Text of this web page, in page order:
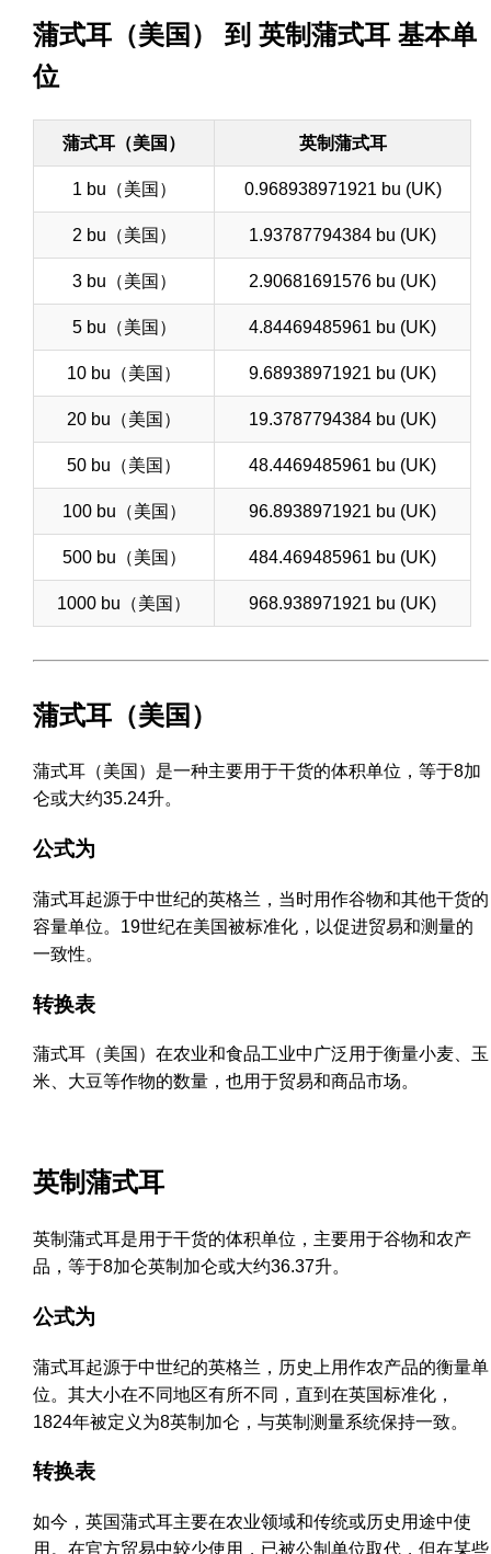
蒲式耳（美国） 到 英制蒲式耳 基本单
位
蒲式耳（美国） 英制蒲式耳
1 bu（美国） 0.968938971921 bu (UK)
2 bu（美国） 1.93787794384 bu (UK)
3 bu（美国） 2.90681691576 bu (UK)
5 bu（美国） 4.84469485961 bu (UK)
10 bu（美国） 9.68938971921 bu (UK)
20 bu（美国） 19.3787794384 bu (UK)
50 bu（美国） 48.4469485961 bu (UK)
100 bu（美国） 96.8938971921 bu (UK)
500 bu（美国） 484.469485961 bu (UK)
1000 bu（美国） 968.938971921 bu (UK)
蒲式耳（美国）
蒲式耳（美国）是一种主要用于干货的体积单位，等于8加
仑或大约35.24升。
公式为
蒲式耳起源于中世纪的英格兰，当时用作谷物和其他干货的
容量单位。19世纪在美国被标准化，以促进贸易和测量的
一致性。
转换表
蒲式耳（美国）在农业和食品工业中广泛用于衡量小麦、玉
米、大豆等作物的数量，也用于贸易和商品市场。
英制蒲式耳
英制蒲式耳是用于干货的体积单位，主要用于谷物和农产
品，等于8加仑英制加仑或大约36.37升。
公式为
蒲式耳起源于中世纪的英格兰，历史上用作农产品的衡量单
位。其大小在不同地区有所不同，直到在英国标准化，
1824年被定义为8英制加仑，与英制测量系统保持一致。
转换表
如今，英国蒲式耳主要在农业领域和传统或历史用途中使
用。在官方贸易中较少使用，已被公制单位取代，但在某些